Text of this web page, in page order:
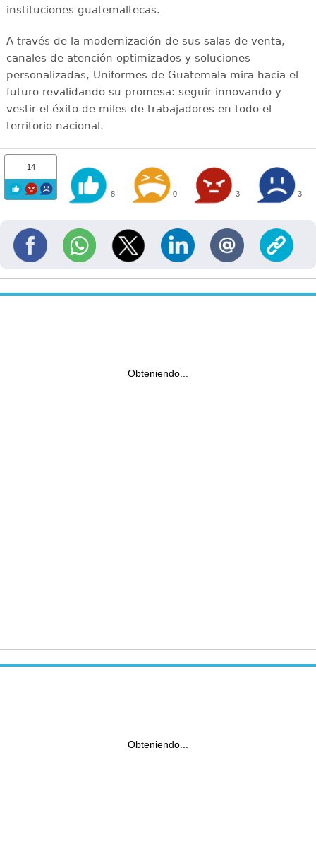
instituciones guatemaltecas.
A través de la modernización de sus salas de venta,
canales de atención optimizados y soluciones
personalizadas, Uniformes de Guatemala mira hacia el
futuro revalidando su promesa: seguir innovando y
vestir el éxito de miles de trabajadores en todo el
territorio nacional.
14
8 0 3 3
Obteniendo...
Obteniendo...